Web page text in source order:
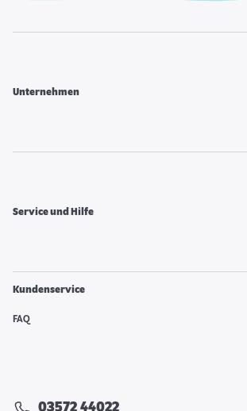
Unternehmen
Service und Hilfe
Kundenservice
FAQ
03572 44022